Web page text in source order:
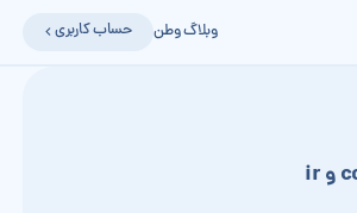
وبلاگ وطن حساب کاربری